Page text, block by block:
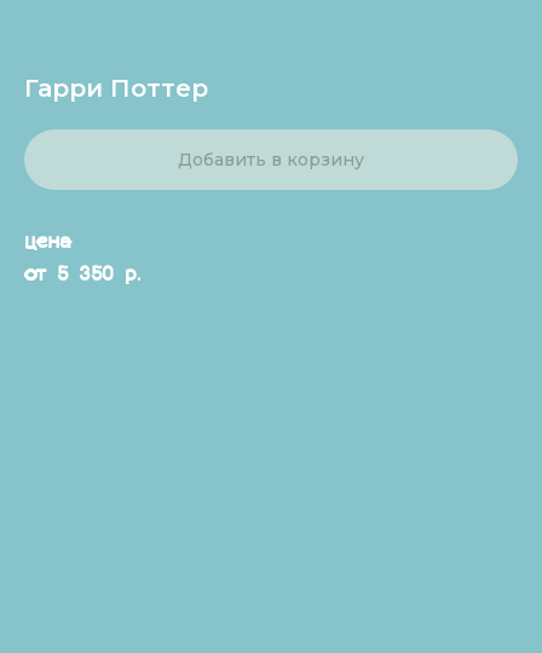
Гарри Поттер
Добавить в корзину
цена
от 5 350 р.